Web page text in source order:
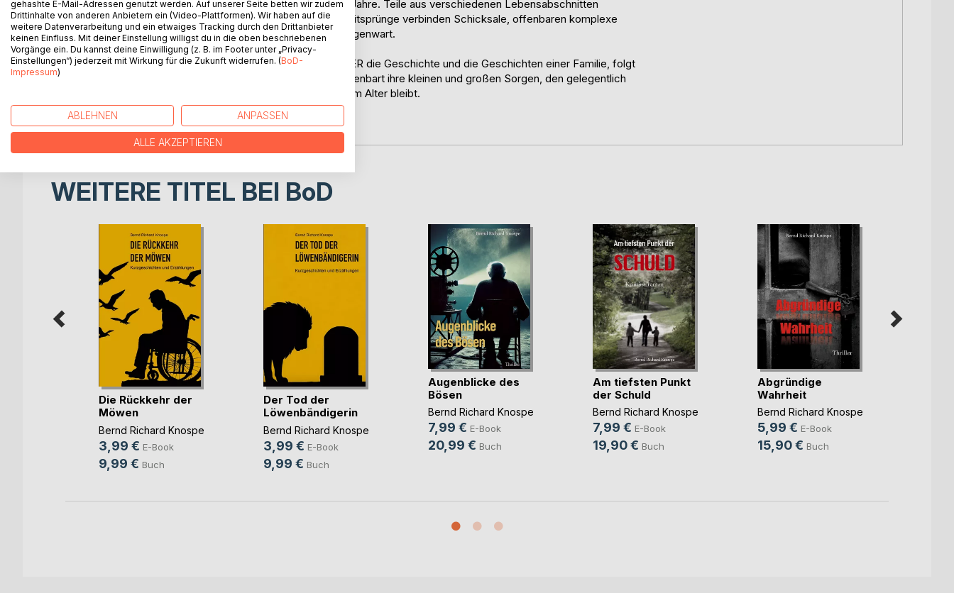
Die Reise in die Vergangenheit umfasst mehr als hundert Jahre. Teile aus verschiedenen Lebensabschnitten
einzelner Charaktere fügen sich tiefgründig ineinander. Zeitsprünge verbinden Schicksale, offenbaren komplexe
familiäre Strukturen und deren Auswirkungen bis in die Gegenwart.
Mit ungewöhnlicher Dramaturgie erzählt BILDERGESTÖBER die Geschichte und die Geschichten einer Familie, folgt
seinen Protagonisten durch Alltag und Zeitgeschehen, offenbart ihre kleinen und großen Sorgen, den gelegentlich
nackten Überlebenskampf und was von jungen Träumen im Alter bleibt.
Am Ende steht das Porträt einer Familie.
WEITERE TITEL BEI BoD
Die Rückkehr der
Möwen
Bernd Richard Knospe
3,99 € E-Book
9,99 € Buch
Der Tod der
Löwenbändigerin
Bernd Richard Knospe
3,99 € E-Book
9,99 € Buch
Augenblicke des
Bösen
Bernd Richard Knospe
7,99 € E-Book
20,99 € Buch
Am tiefsten Punkt
der Schuld
Bernd Richard Knospe
7,99 € E-Book
19,90 € Buch
Abgründige
Wahrheit
Bernd Richard Knospe
5,99 € E-Book
15,90 € Buch
gehashte E-Mail-Adressen genutzt werden. Auf unserer Seite betten wir zudem
Drittinhalte von anderen Anbietern ein (Video-Plattformen). Wir haben auf die
weitere Datenverarbeitung und ein etwaiges Tracking durch den Drittanbieter
keinen Einfluss. Mit deiner Einstellung willigst du in die oben beschriebenen
Vorgänge ein. Du kannst deine Einwilligung (z. B. im Footer unter „Privacy-
Einstellungen“) jederzeit mit Wirkung für die Zukunft widerrufen. (BoD-
Impressum)
ABLEHNEN ANPASSEN
ALLE AKZEPTIEREN